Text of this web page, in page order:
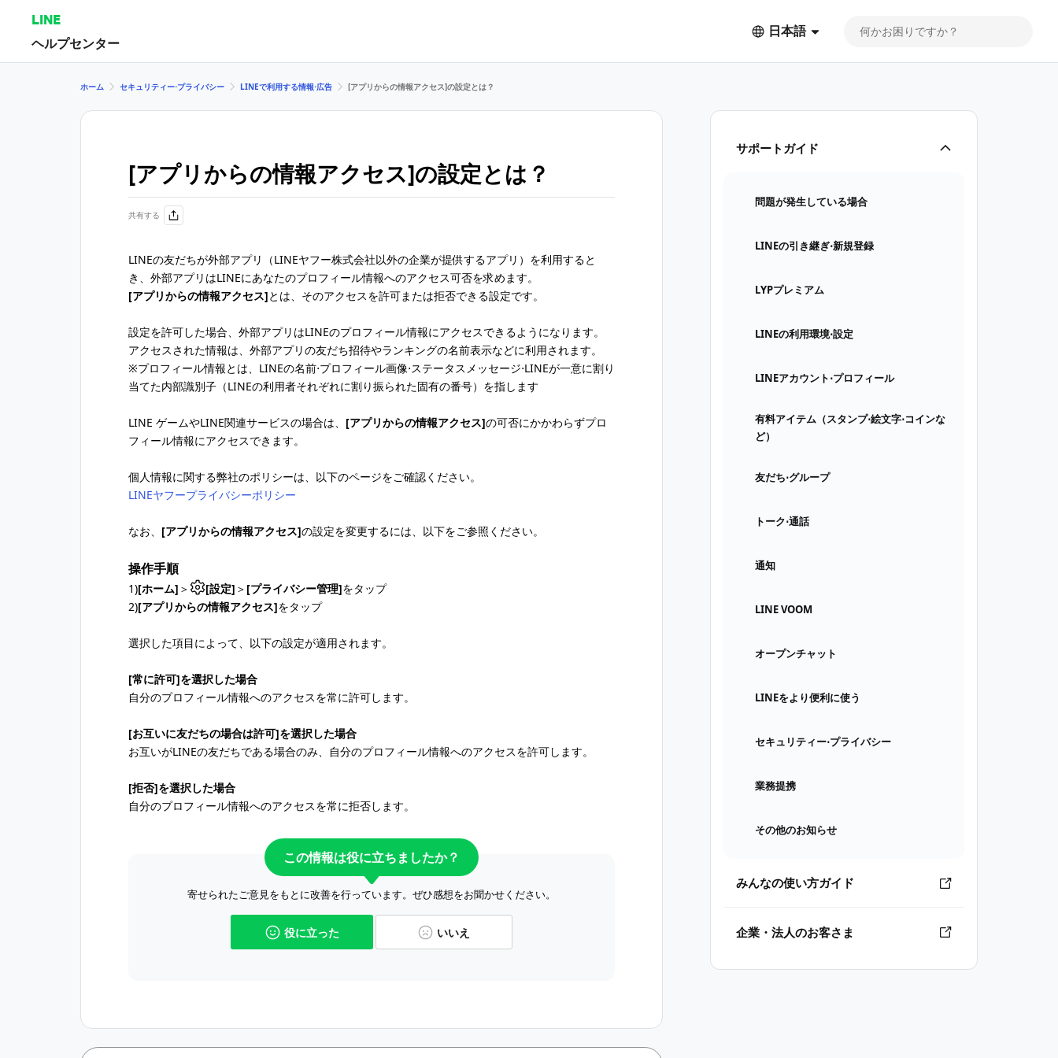
LINE
ヘルプセンター
日本語
サポートガイド
問題が発生している場合
LINEの引き継ぎ⋅新規登録
LYPプレミアム
LINEの利用環境⋅設定
LINEアカウント⋅プロフィール
有料アイテム（スタンプ⋅絵文字⋅コインな
ど）
友だち⋅グループ
トーク⋅通話
通知
LINE VOOM
オープンチャット
LINEをより便利に使う
セキュリティー⋅プライバシー
業務提携
その他のお知らせ
みんなの使い方ガイド
企業・法人のお客さま
ホーム セキュリティー⋅プライバシー LINEで利用する情報⋅広告 [アプリからの情報アクセス]の設定とは？
[アプリからの情報アクセス]の設定とは？
共有する
LINEの友だちが外部アプリ（LINEヤフー株式会社以外の企業が提供するアプリ）を利用すると
き、外部アプリはLINEにあなたのプロフィール情報へのアクセス可否を求めます。
[アプリからの情報アクセス]とは、そのアクセスを許可または拒否できる設定です。
設定を許可した場合、外部アプリはLINEのプロフィール情報にアクセスできるようになります。
アクセスされた情報は、外部アプリの友だち招待やランキングの名前表示などに利用されます。
※プロフィール情報とは、LINEの名前⋅プロフィール画像⋅ステータスメッセージ⋅LINEが一意に割り
当てた内部識別子（LINEの利用者それぞれに割り振られた固有の番号）を指します
LINE ゲームやLINE関連サービスの場合は、 [アプリからの情報アクセス]の可否にかかわらずプロ
フィール情報にアクセスできます。
個人情報に関する弊社のポリシーは、以下のページをご確認ください。
LINEヤフープライバシーポリシー
なお、 [アプリからの情報アクセス]の設定を変更するには、以下をご参照ください。
操作手順
1)[ホーム] ＞ [設定] ＞ [プライバシー管理]をタップ
2)[アプリからの情報アクセス]をタップ
選択した項目によって、以下の設定が適用されます。
[常に許可]を選択した場合
自分のプロフィール情報へのアクセスを常に許可します。
[お互いに友だちの場合は許可]を選択した場合
お互いがLINEの友だちである場合のみ、自分のプロフィール情報へのアクセスを許可します。
[拒否]を選択した場合
自分のプロフィール情報へのアクセスを常に拒否します。
この情報は役に立ちましたか？
寄せられたご意見をもとに改善を行っています。ぜひ感想をお聞かせください。
役に立った いいえ